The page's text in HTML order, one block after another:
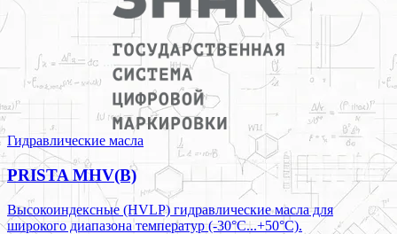
Гидравлические масла
PRISTA MHV(B)
Высокоиндексные (HVLP) гидравлические масла для
широкого диапазона температур (-30°C...+50°C).